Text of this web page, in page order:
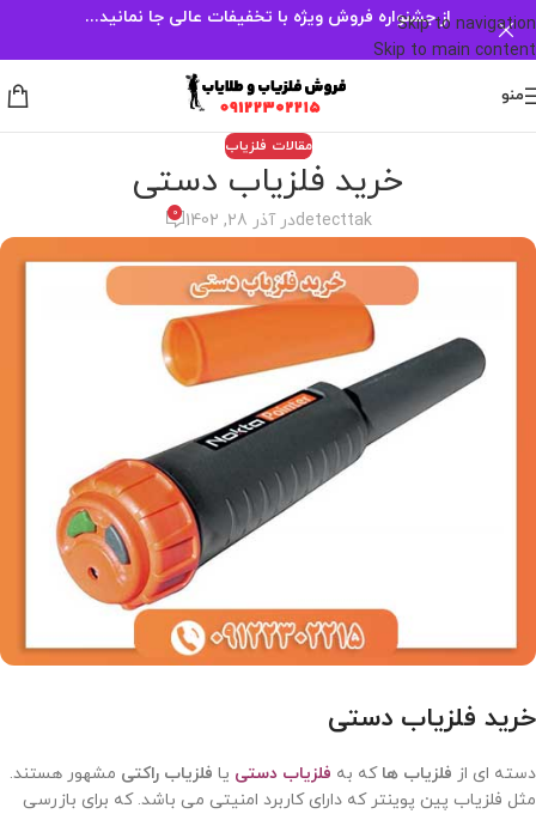
Skip to navigation
Skip to main content
از جشنواره فروش ویژه با تخفیفات عالی جا نمانید...
منو
مقالات فلزیاب
خرید فلزیاب دستی
detecttakدر آذر 28, 1402 0
خرید فلزیاب دستی
دسته ای از فلزیاب ها که به فلزیاب دستی یا فلزیاب راکتی مشهور هستند.
مثل فلزیاب پین پوینتر که دارای کاربرد امنیتی می باشد. که برای بازرسی